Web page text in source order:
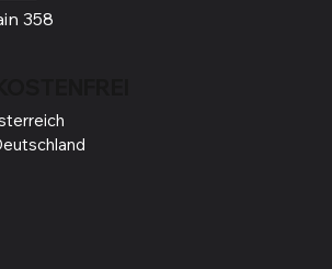
358